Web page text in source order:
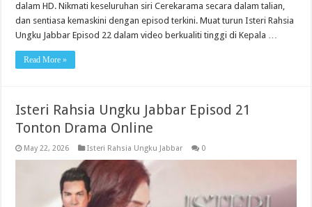
dalam HD. Nikmati keseluruhan siri Cerekarama secara dalam talian,
dan sentiasa kemaskini dengan episod terkini. Muat turun Isteri Rahsia
Ungku Jabbar Episod 22 dalam video berkualiti tinggi di Kepala …
Read More »
Isteri Rahsia Ungku Jabbar Episod 21
Tonton Drama Online
May 22, 2026 Isteri Rahsia Ungku Jabbar 0